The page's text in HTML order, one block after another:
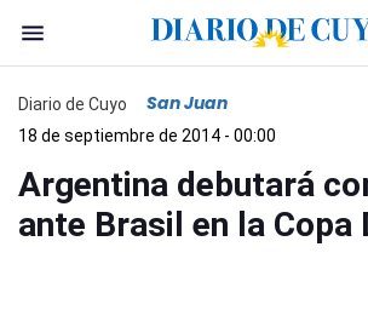
Diario de Cuyo San Juan
18 de septiembre de 2014 - 00:00
Argentina debutará
ante Brasil en la Copa